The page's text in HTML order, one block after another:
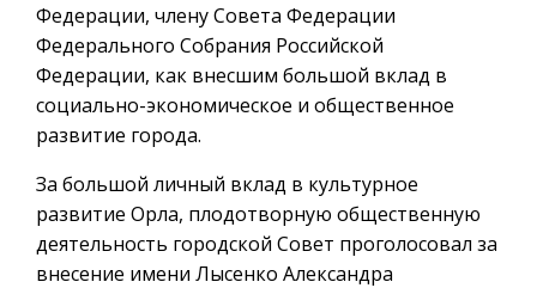
Федерации, члену Совета Федерации
Федерального Собрания Российской
Федерации, как внесшим большой вклад в
социально-экономическое и общественное
развитие города.
За большой личный вклад в культурное
развитие Орла, плодотворную общественную
деятельность городской Совет проголосовал за
внесение имени Лысенко Александра